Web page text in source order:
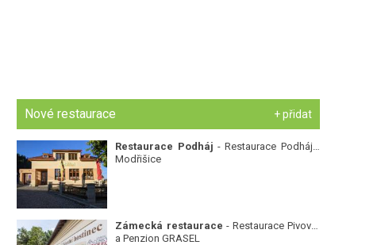
Nové restaurace + přidat
Restaurace Podháj - Restaurace Podháj -
Modřišice
Zámecká restaurace - Restaurace Pivovar
a Penzion GRASEL